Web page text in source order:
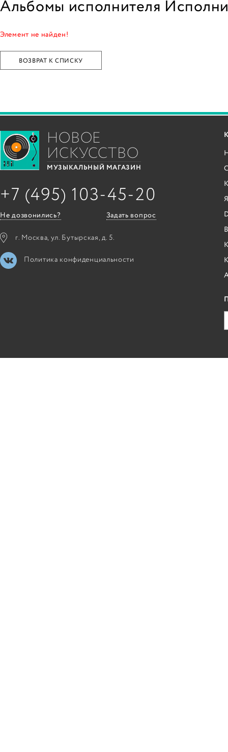
Альбомы исполнителя
Элемент не найден!
ВОЗВРАТ К СПИСКУ
НОВОЕ
ИСКУССТВО
МУЗЫКАЛЬНЫЙ МАГАЗИН
+7 (495) 103-45-20
Не дозвонились? Задать вопрос
г. Москва, ул. Бутырская, д. 5.
Политика конфиденциальности